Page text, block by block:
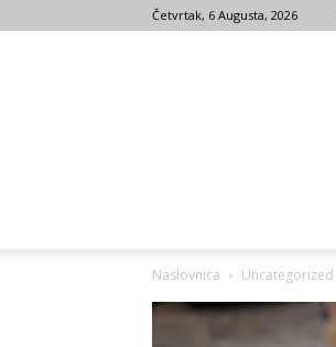
Četvrtak, 6 Augusta, 2026
Naslovnica Uncategorized